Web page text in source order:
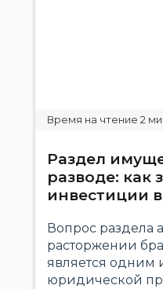
Раздел
разводе: как
инвестиции
Вопрос раздела
расторжении
является одним
юридической